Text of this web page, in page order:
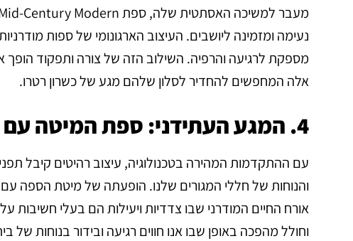
נעימה ומזמינה ליושבים. העיצוב הארגונומי של ספות
אלה המחפשים להחדיר לסלון שלהם מגע של כשרון רטרו.
4. המגע העתידני: ספת המיטה עם טכנולוגיה משולבת
עם ההתקדמות המהירה בטכנולוגיה, עיצוב רהיטים קיבל
והנוחות של חללי המגורים שלנו. הופעתה של מיטת הספה עם
אורח החיים המודרני שבו צדדיות ויעילות הם בעלי חשיבות
וחולל מהפכה באופן שבו אנו חווים רגיעה ובידור בנוחות של